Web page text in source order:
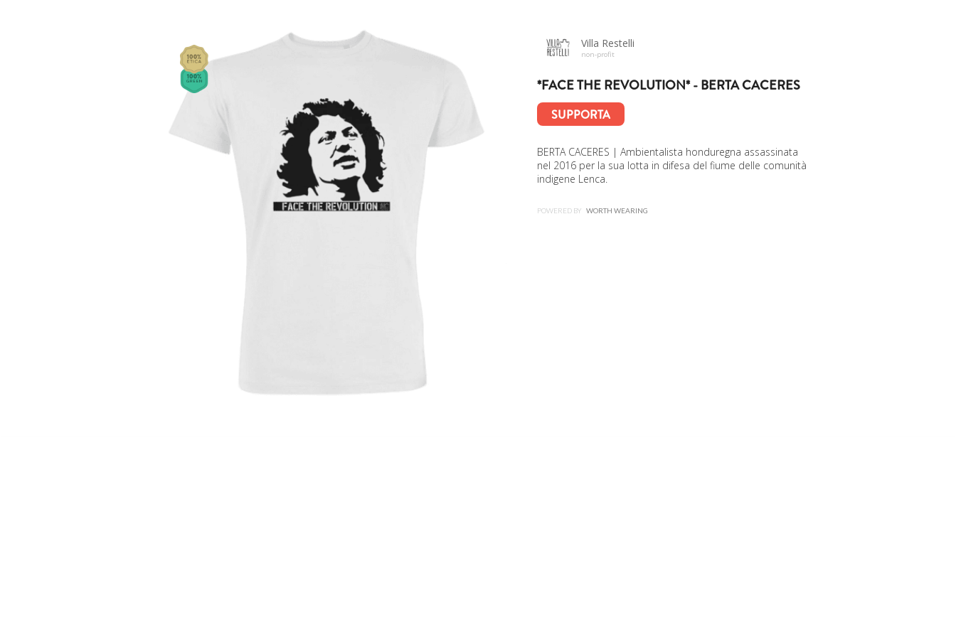
Villa Restelli
non-profit
*FACE THE REVOLUTION* - BERTA CACERES
SUPPORTA
BERTA CACERES | Ambientalista honduregna assassinata
nel 2016 per la sua lotta in difesa del fiume delle comunità
indigene Lenca.
POWERED BYWORTH WEARING